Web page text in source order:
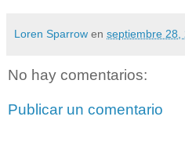
Loren Sparrow en septiembre 28,
No hay comentarios:
Publicar un comentario